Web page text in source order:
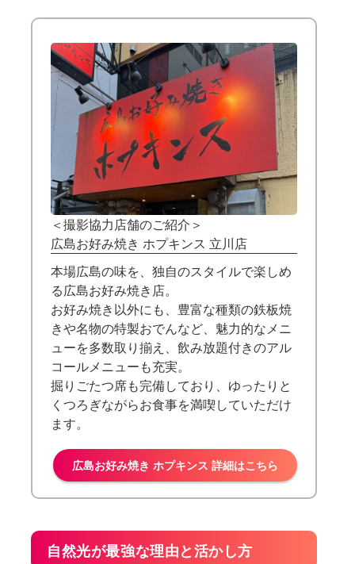
＜撮影協力店舗のご紹介＞
広島お好み焼き ホプキンス 立川店
本場広島の味を、独自のスタイルで楽しめ
る広島お好み焼き店。
お好み焼き以外にも、豊富な種類の鉄板焼
きや名物の特製おでんなど、魅力的なメニ
ューを多数取り揃え、飲み放題付きのアル
コールメニューも充実。
掘りごたつ席も完備しており、ゆったりと
くつろぎながらお食事を満喫していただけ
ます。
広島お好み焼き ホプキンス 詳細はこちら
自然光が最強な理由と活かし方